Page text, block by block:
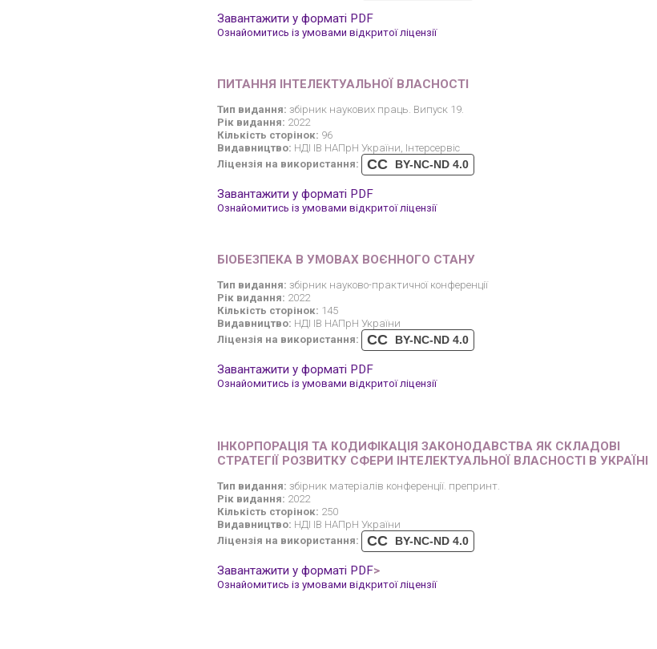
Завантажити у форматі PDF
Ознайомитись із умовами відкритої ліцензії
ПИТАННЯ ІНТЕЛЕКТУАЛЬНОЇ ВЛАСНОСТІ
Тип видання: збірник наукових праць. Випуск 19.
Рік видання: 2022
Кількість сторінок: 96
Видавництво: НДІ ІВ НАПрН України, Інтерсервіс
Ліцензія на використання:
CC BY-NC-ND 4.0
Завантажити у форматі PDF
Ознайомитись із умовами відкритої ліцензії
БІОБЕЗПЕКА В УМОВАХ ВОЄННОГО СТАНУ
Тип видання: збірник науково-практичної конференції
Рік видання: 2022
Кількість сторінок: 145
Видавництво: НДІ ІВ НАПрН України
Ліцензія на використання:
CC BY-NC-ND 4.0
Завантажити у форматі PDF
Ознайомитись із умовами відкритої ліцензії
ІНКОРПОРАЦІЯ ТА КОДИФІКАЦІЯ ЗАКОНОДАВСТВА ЯК СКЛАДОВІ
СТРАТЕГІЇ РОЗВИТКУ СФЕРИ ІНТЕЛЕКТУАЛЬНОЇ ВЛАСНОСТІ В УКРАЇНІ
Тип видання: збірник матеріалів конференції. препринт.
Рік видання: 2022
Кількість сторінок: 250
Видавництво: НДІ ІВ НАПрН України
Ліцензія на використання:
CC BY-NC-ND 4.0
Завантажити у форматі PDF>
Ознайомитись із умовами відкритої ліцензії